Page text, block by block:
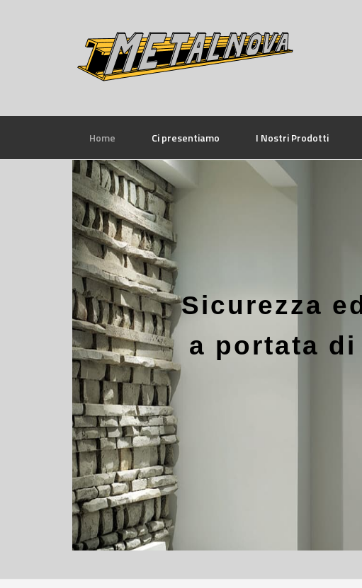
Home Ci presentiamo I Nostri Prodotti
Sicurezza
a portata di